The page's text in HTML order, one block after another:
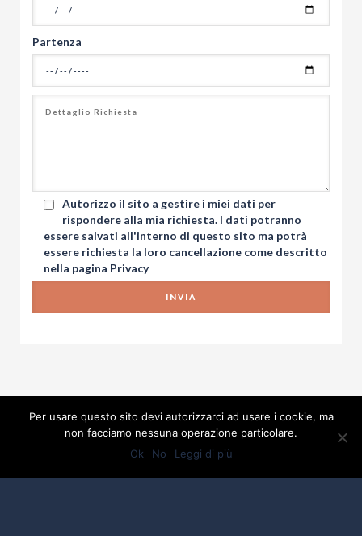
Partenza
Autorizzo il sito a gestire i miei dati per
rispondere alla mia richiesta. I dati potranno
essere salvati all'interno di questo sito ma potrà
essere richiesta la loro cancellazione come descritto
nella pagina Privacy
Per usare questo sito devi autorizzarci ad usare i cookie, ma
non facciamo nessuna operazione particolare.
Ok
No Leggi di più